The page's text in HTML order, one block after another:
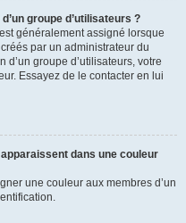
groupe d’utilisateurs ?
généralement assigné lorsque
par un administrateur du
d’un groupe d’utilisateurs, votre
Essayez de le contacter en lui
dans une couleur
une couleur aux membres d’un